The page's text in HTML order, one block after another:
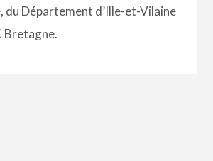
du Département d’Ille-et-Vilaine
Bretagne.